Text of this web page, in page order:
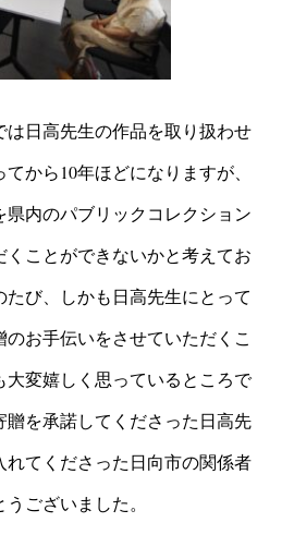
は日高先生の作品を取り扱わせ
から10年ほどになりますが、
内のパブリックコレクション
くことができないかと考えてお
たび、しかも日高先生にとって
お手伝いをさせていただくこ
大変嬉しく思っているところで
を承諾してくださった日高先
てくださった日向市の関係者
ございました。